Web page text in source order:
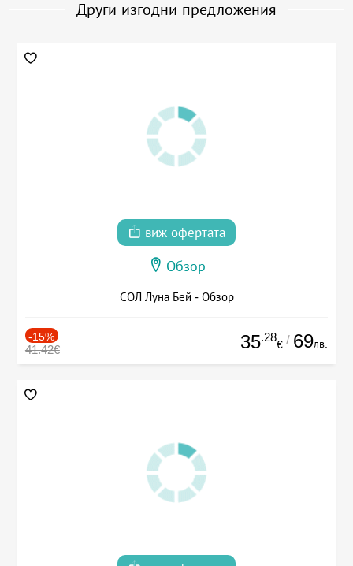
Други изгодни предложения
виж офертата
Обзор
СОЛ Луна Бей - Обзор
-15%
41.42€ 35.28
€ / 69лв.